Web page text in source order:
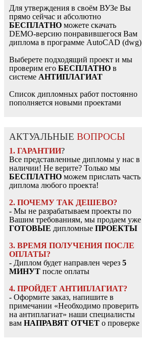
Для утверждения в своём ВУЗе Вы
прямо сейчас и абсолютно
БЕСПЛАТНО можете скачать
DEMO-версию понравившегося Вам
диплома в программе AutoCAD (dwg)
Выберете подходящий проект и мы
проверим его БЕСПЛАТНО в
системе АНТИПЛАГИАТ
Список дипломных работ постоянно
пополняется новыми проектами
АКТУАЛЬНЫЕ ВОПРОСЫ
1. ГАРАНТИИ?
Все представленные дипломы у нас в
наличии! Не верите? Только мы
БЕСПЛАТНО можем прислать часть
диплома любого проекта!
2. ПОЧЕМУ ТАК ДЕШЕВО?
- Мы не разрабатываем проекты по
Вашим требованиям, мы продаем уже
ГОТОВЫЕ дипломные ПРОЕКТЫ
3. ВРЕМЯ ПОЛУЧЕНИЯ ПОСЛЕ
ОПЛАТЫ?
- Диплом будет направлен через 5
МИНУТ после оплаты
4. ПРОЙДЕТ АНТИПЛАГИАТ?
- Оформите заказ, напишите в
примечании «Необходимо проверить
на антиплагиат» наши специалисты
вам НАПРАВЯТ ОТЧЕТ о проверке